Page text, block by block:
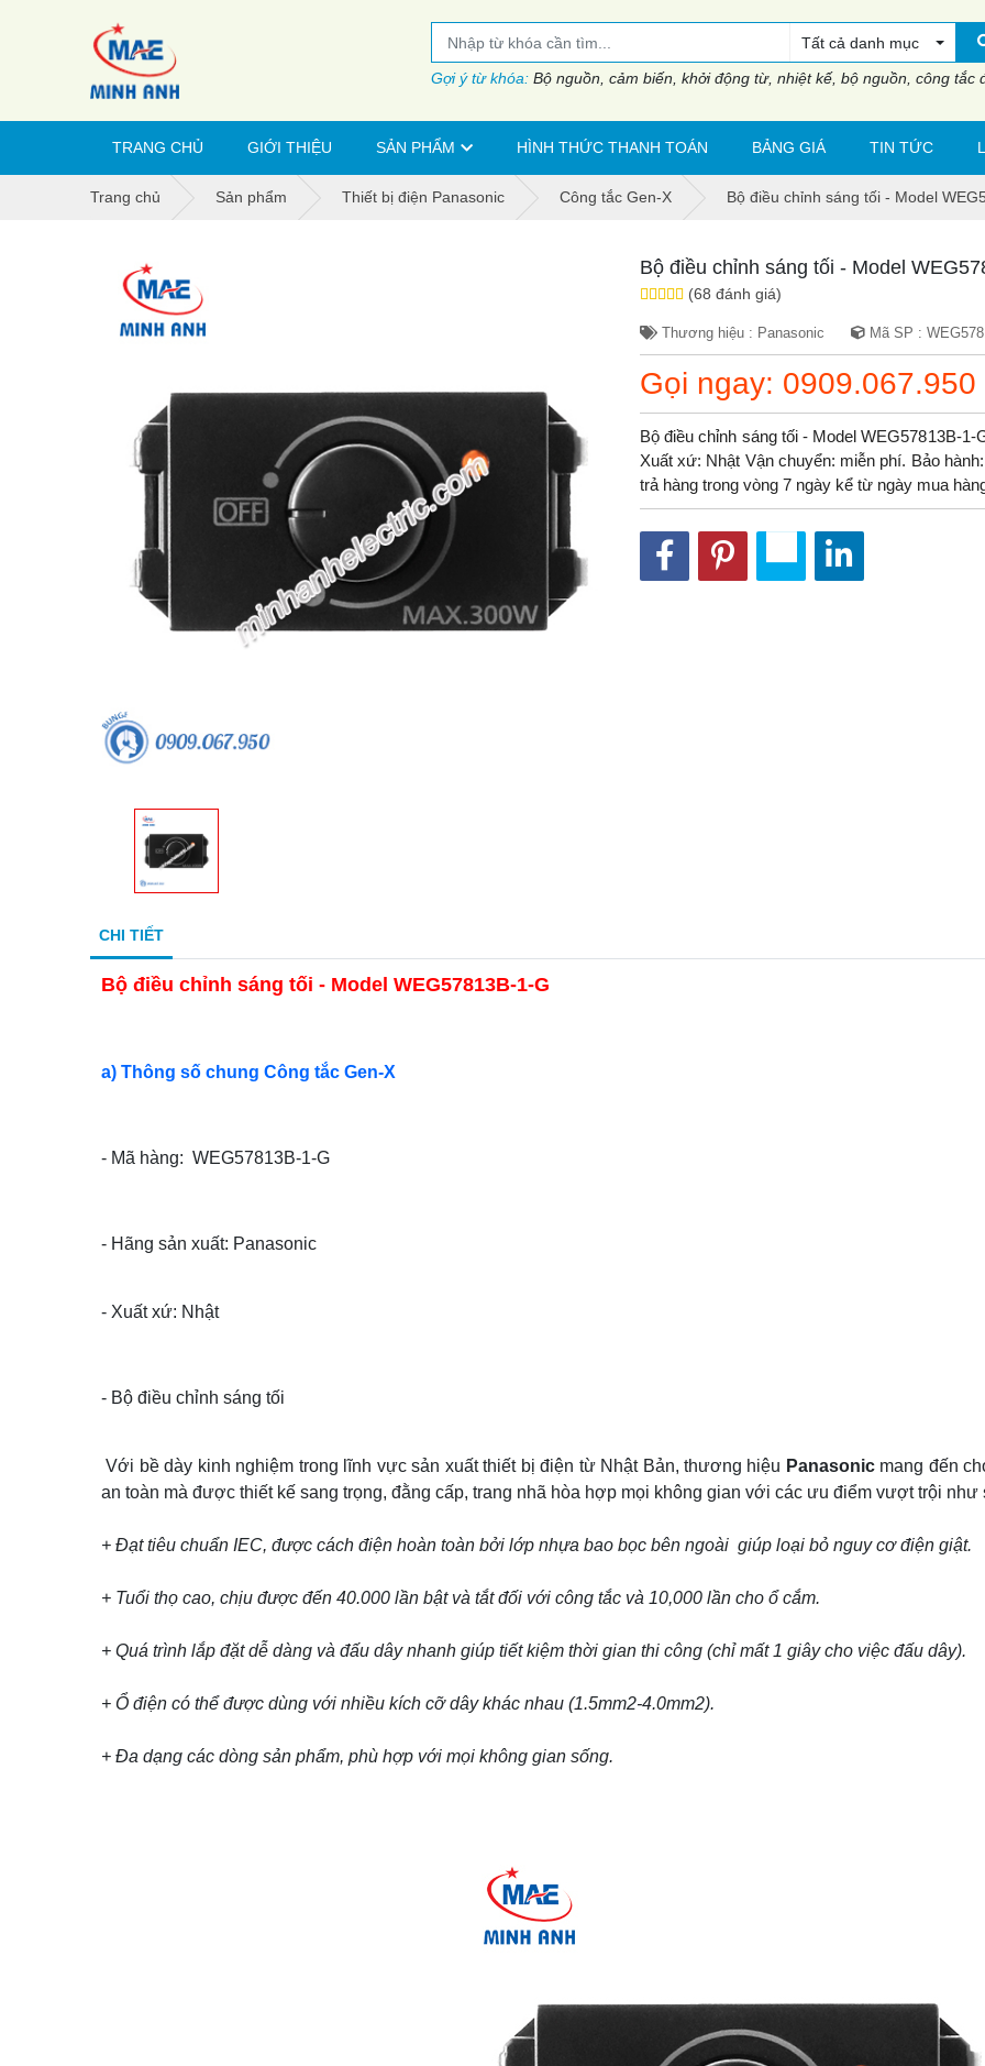
Tất cả danh mục
Gợi ý từ khóa: Bộ nguồn, cảm biến, khởi động từ, nhiệt kế, bộ nguồn, công tắc
TRANG CHỦ GIỚI THIỆU SẢN PHẨM HÌNH THỨC THANH TOÁN BẢNG GIÁ TIN TỨC
Trang chủ Sản phẩm Thiết bị điện Panasonic Công tắc Gen-X Bộ điều chỉnh sáng tối - Model
Bộ điều chỉnh sáng tối - Model
(68 đánh giá)
Thương hiệu : Panasonic Mã SP :
Gọi ngay: 0909.067.950
Bộ điều chỉnh sáng tối - Model WEG57813B-
Xuất xứ: Nhật Vận chuyển: miễn phí. Bảo
trả hàng trong vòng 7 ngày kể từ ngày mua
CHI TIẾT
Bộ điều chỉnh sáng tối - Model WEG57813B-1-G
a) Thông số chung Công tắc Gen-X
- Mã hàng: WEG57813B-1-G
- Hãng sản xuất: Panasonic
- Xuất xứ: Nhật
- Bộ điều chỉnh sáng tối
Với bề dày kinh nghiệm trong lĩnh vực sản xuất thiết bị điện từ Nhật Bản, thương hiệu Panasonicmang đến
an toàn mà được thiết kế sang trọng, đằng cấp, trang nhã hòa hợp mọi không gian với các ưu điểm vượt trội như
+ Đạt tiêu chuẩn IEC, được cách điện hoàn toàn bởi lớp nhựa bao bọc bên ngoài giúp loại bỏ nguy cơ điện giật.
+ Tuổi thọ cao, chịu được đến 40.000 lần bật và tắt đối với công tắc và 10,000 lần cho ổ cắm.
+ Quá trình lắp đặt dễ dàng và đấu dây nhanh giúp tiết kiệm thời gian thi công (chỉ mất 1 giây cho việc đấu dây).
+ Ổ điện có thể được dùng với nhiều kích cỡ dây khác nhau (1.5mm2-4.0mm2).
+ Đa dạng các dòng sản phẩm, phù hợp với mọi không gian sống.